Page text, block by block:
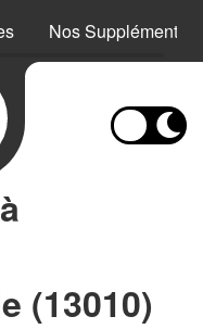
Nos Suppléments
(13010)